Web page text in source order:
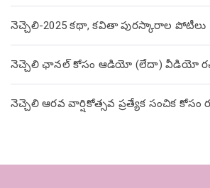
నెచ్చెలి-2025 కథా, కవితా పురస్కారాల పోటీలు
నెచ్చెలి ఛానల్ కోసం ఆడియో (లేదా) వీడియో
నెచ్చెలి ఆరవ వార్షికోత్సవ ప్రత్యేక సంచిక కోసం